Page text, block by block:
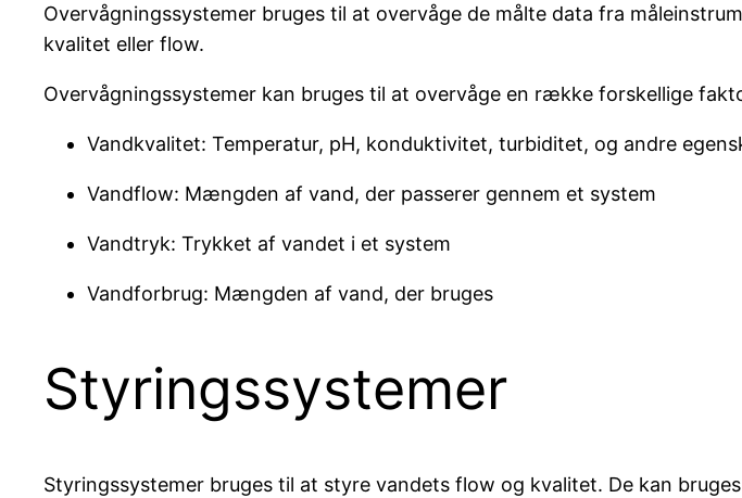
Overvågningssystemer bruges til at overvåge de målte data fra
kvalitet eller flow.
Overvågningssystemer kan bruges til at overvåge en række forskellige
Vandkvalitet: Temperatur, pH, konduktivitet, turbiditet, og andre
Vandflow: Mængden af vand, der passerer gennem et system
Vandtryk: Trykket af vandet i et system
Vandforbrug: Mængden af vand, der bruges
Styringssystemer
Styringssystemer bruges til at styre vandets flow og kvalitet. De kan